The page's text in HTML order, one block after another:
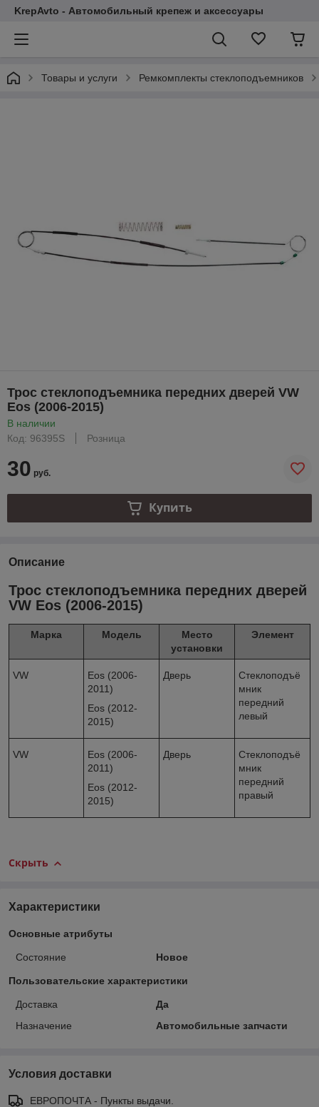
KrepAvto - Автомобильный крепеж и аксессуары
Товары и услуги Ремкомплекты стеклоподъемников
Трос стеклоподъемника передних дверей VW
Eos (2006-2015)
В наличии
Код: 96395S
Розница
30 руб.
Купить
Описание
Трос стеклоподъемника передних дверей
VW Eos (2006-2015)
Марка Модель
Место
установки
Элемент
VW
Eos (2006-
2011)
Eos (2012-
2015)
Дверь
Стеклоподъё
мник
передний
левый
VW
Eos (2006-
2011)
Eos (2012-
2015)
Дверь
Стеклоподъё
мник
передний
правый
Скрыть
Характеристики
Основные атрибуты
Состояние Новое
Пользовательские характеристики
Доставка
Да
Назначение
Автомобильные запчасти
Условия доставки
ЕВРОПОЧТА - Пункты выдачи.